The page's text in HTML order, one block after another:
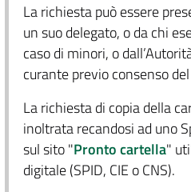
La richiesta può essere
un suo delegato, o da chi
caso di minori, o
curante previo consenso
La richiesta di copia della
inoltrata recandosi ad uno
sul sito "Pronto cartella"
digitale (SPID, CIE o CNS).